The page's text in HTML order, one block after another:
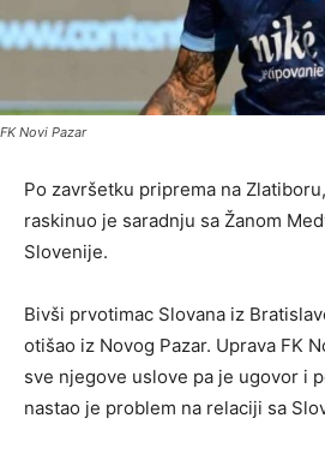
FK Novi Pazar
Po završetku priprema na
raskinuo je saradnju sa Žanom
Slovenije.
Bivši prvotimac Slovana iz
otišao iz Novog Pazar. Uprava FK
sve njegove uslove pa je ugovor i
nastao je problem na relaciji sa